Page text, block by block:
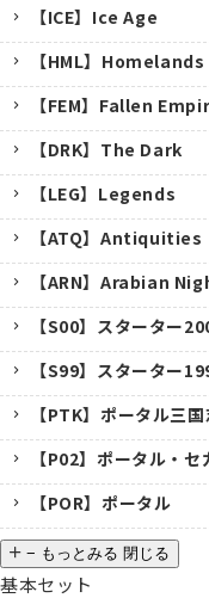
【ICE】Ice Age
【HML】Homelands
【FEM】Fallen
【DRK】The Dark
【LEG】Legends
【ATQ】Antiquities
【ARN】Arabian
【S00】スターター
【S99】スターター
【PTK】ポータル三
【P02】ポータル・
【POR】ポータル
− もっとみる 閉じる
基本セット